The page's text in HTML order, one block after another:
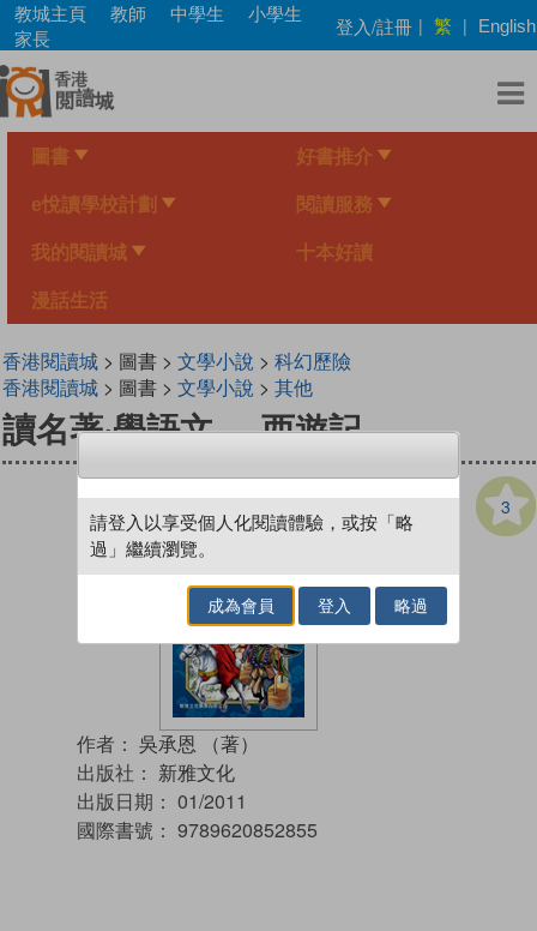
Skip
main
content
教城主頁 教師 中學生
小學生
家長
登入/註冊 | 繁 | English
圖書 好書推介
e悅讀學校計劃 閱讀服務
我的閱讀城 十本好讀
漫話生活
香港閱讀城> 圖書 > 文學小說 > 科幻歷險
香港閱讀城> 圖書 > 文學小說 > 其他
讀名著‧學語文──西遊記
3
作者： 吳承恩 （著）
出版社： 新雅文化
出版日期： 01/2011
國際書號： 9789620852855
請登入以享受個人化閱讀體驗，或按「略
過」繼續瀏覽。
成為會員 登入 略過